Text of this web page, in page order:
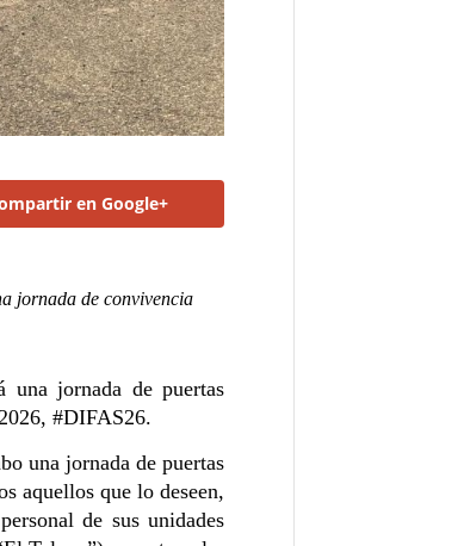
en Google+
jornada de convivencia
una jornada de puertas
#DIFAS26.
una jornada de puertas
aquellos que lo deseen,
de sus unidades